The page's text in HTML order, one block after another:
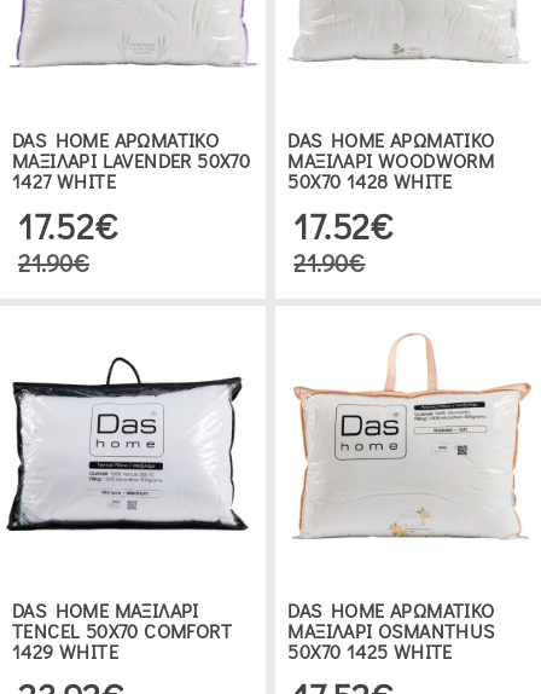
DAS HOME ΑΡΩΜΑΤΙΚΟ
ΜΑΞΙΛΑΡΙ LAVENDER 50Χ70
1427 WHITE
17.52€
21.90€
DAS HOME ΑΡΩΜΑΤΙΚΟ
ΜΑΞΙΛΑΡΙ WOODWORM
50Χ70 1428 WHITE
17.52€
21.90€
DAS HOME ΜΑΞΙΛΑΡΙ
TENCEL 50X70 COMFORT
1429 WHITE
DAS HOME ΑΡΩΜΑΤΙΚΟ
ΜΑΞΙΛΑΡΙ OSMANTHUS
50Χ70 1425 WHITE